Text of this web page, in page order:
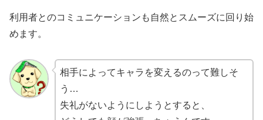
利用者とのコミュニケーションも自然とスムーズに回り始
めます。
相手によってキャラを変えるのって難しそ
う…
失礼がないようにしようとすると、